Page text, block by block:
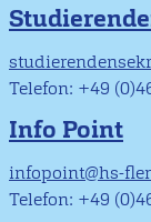
Telefon: +49
Info Point
infopoint@hs-
Telefon: +49